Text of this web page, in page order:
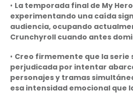
• La temporada final de My
experimentando una caída
audiencia, ocupando
Crunchyroll cuando antes
• Creo firmemente que la serie
perjudicada por intentar
personajes y tramas
esa intensidad emocional que